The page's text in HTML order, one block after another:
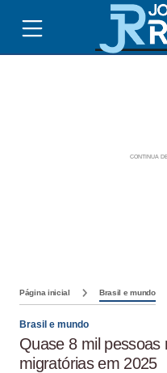
Página inicial Brasil e mundo
Brasil e mundo
Quase 8 mil
migratórias em 2025